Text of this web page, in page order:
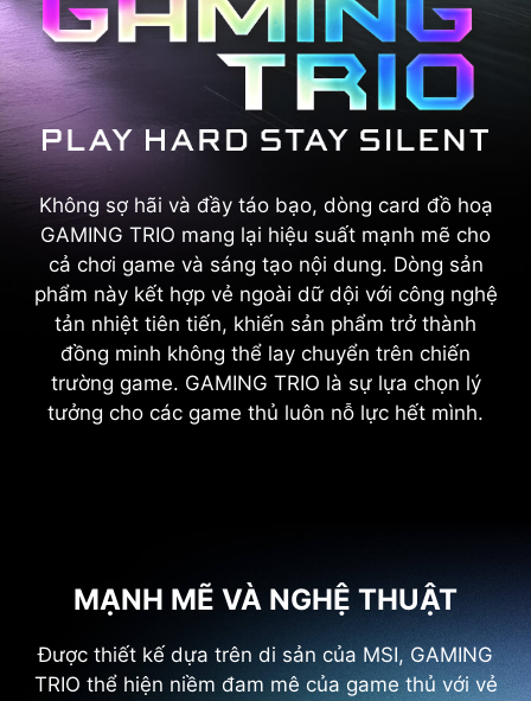
Không sợ hãi và đầy táo bạo, dòng card đồ hoạ
GAMING TRIO mang lại hiệu suất mạnh mẽ cho
cả chơi game và sáng tạo nội dung. Dòng sản
phẩm này kết hợp vẻ ngoài dữ dội với công nghệ
tản nhiệt tiên tiến, khiến sản phẩm trở thành
đồng minh không thể lay chuyển trên chiến
trường game. GAMING TRIO là sự lựa chọn lý
tưởng cho các game thủ luôn nỗ lực hết mình.
MẠNH MẼ VÀ NGHỆ THUẬT
Được thiết kế dựa trên di sản của MSI, GAMING
TRIO thể hiện niềm đam mê của game thủ với vẻ